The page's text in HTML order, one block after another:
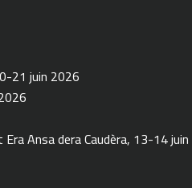
21 juin 2026
Ansa dera Caudèra, 13-14